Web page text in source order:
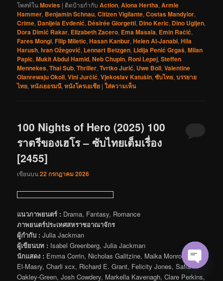
โพสท์ในMovies | ติดป้ายกำกับ Action,Alona Hertha,Armie
Hammer, Benjamin Schnau,Citizen Vigilante,Costas Mandylor,
Crime, Danijela Evđenić, Désirée Giorgetti, Dino Keric, Dino Ugljen,
Dora Dimić Rakar, Elizabeth Zacero, Ema Masala, Emin Račić,
Fares Mongi,Filip Miletic,Hasan Kanbur,Helen Al-Janabi,Hila
Harush,Ivan Ožegović, Lennart Betzgen, Lidija Penić Grgaš,Milan
Papic,Mukit Abdul Hamid,Neb Chupin, Roni Lepej,Steffen
Mennekes,Thai Sub,Thriller,Tvrtko Jurić, Uwe Boll,Valentine
Olanrewaju Okoli,Vini Jurčić,Vjekoslav Katušin,ซับไทย,บรรยาย
ไทย,หนังเยอรมนี,หนังโครเอเชีย |ใส่ความเห็น
100 Nights of Hero (2025) 100
ราตรีของเฮโร – ซับไทยเต็มเรื่อง
[2455]
เขียนบน22 กรกฎาคม 2026
แนวภาพยนตร์ : Drama, Fantasy, Romance
ภาพยนตร์ประเทศสหราชอาณาจักร
ผู้กำกับ : Julia Jackman
ผู้เขียนบท : Isabel Greenberg, Julia Jackman
นักแสดง : Emma Corrin, Nicholas Galitzine, Maika Monroe, Amir
El-Masry, Charli xcx, Richard E. Grant, Felicity Jones, Safia
Oakley-Green, Josh Cowdery, Markella Kavenagh, Clare Perkins,